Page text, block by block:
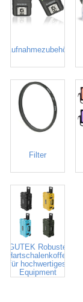
Aufnahmezubehör
Filter
GUTEK Robuste
Hartschalenkoffer
für hochwertiges
Equipment